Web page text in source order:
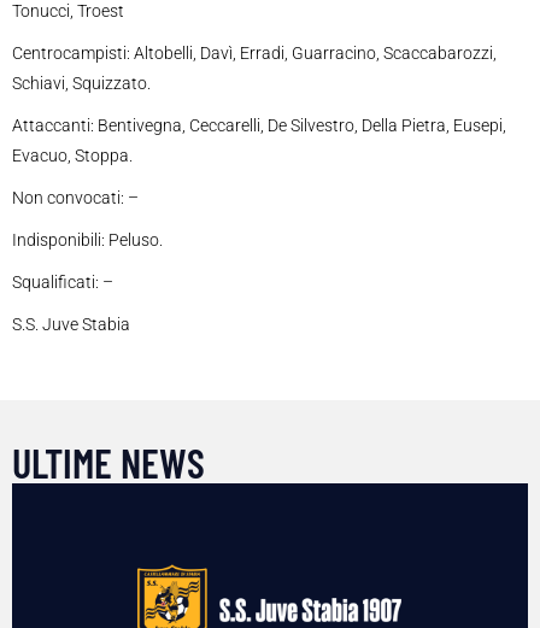
Tonucci, Troest
Centrocampisti: Altobelli, Davì, Erradi, Guarracino, Scaccabarozzi,
Schiavi, Squizzato.
Attaccanti: Bentivegna, Ceccarelli, De Silvestro, Della Pietra, Eusepi,
Evacuo, Stoppa.
Non convocati: –
Indisponibili: Peluso.
Squalificati: –
S.S. Juve Stabia
ULTIME NEWS